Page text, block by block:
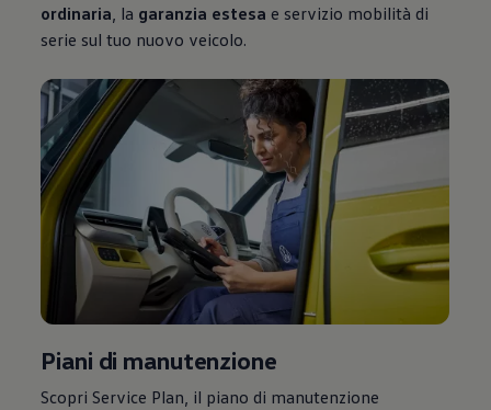
ordinaria , la garanzia estesa e servizio mobilità di
serie sul tuo nuovo veicolo.
Piani di manutenzione
Scopri Service Plan, il piano di manutenzione